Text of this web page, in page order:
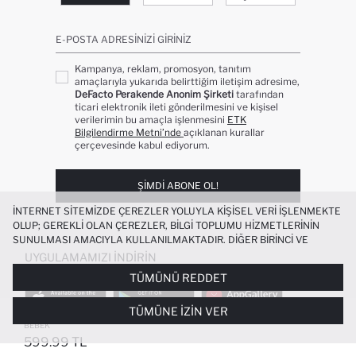
DÜZ PAÇA BASIC JEAN PANTOLON ERKEK
BEBEK
599.99 TL
E-POSTA ADRESINIZI GIRINIZ
Kampanya, reklam, promosyon, tanıtım
amaçlarıyla yukarıda belirttiğim iletişim adresime,
DeFacto Perakende Anonim Şirketi tarafından
ticari elektronik ileti gönderilmesini ve kişisel
verilerimin bu amaçla işlenmesini ETK
Bilgilendirme Metni’nde açıklanan kurallar
çerçevesinde kabul ediyorum.
ŞIMDI ABONE OL!
UYGULAMAMIZI İNDIRIN
POPÜLER KATEGORILER
İNTERNET SITEMIZDE ÇEREZLER YOLUYLA KIŞISEL VERI IŞLENMEKTE
OLUP; GEREKLI OLAN ÇEREZLER, BILGI TOPLUMU HIZMETLERININ
SUNULMASI AMACIYLA KULLANILMAKTADIR. DIĞER BIRINCI VE
ÜÇÜNCÜ TARAF ÇEREZLER ISE SIZE DAHA IYI BIR ALIŞVERIŞ
DENEYIMI SUNULABILMESI, SITEMIZIN DAHA IŞLEVSEL KILINMASI VE
KIŞISELLEŞTIRMESI VE AÇIK RIZA VERMENIZ HALINDE, SIZLERE
YÖNELIK PAZARLAMA FAALIYETLERININ YAPILMASI AMAÇLARIYLA
SINIRLI OLARAK KULLANILACAKTIR. ÇEREZLERE DAIR TERCIHLERINIZI
ÇEREZ TERCIHLERIPANELI ARACILIĞIYLA HER ZAMAN YÖNETEBILIR,
ÇEREZLERLE ILGILI DAHA DETAYLI BILGIYE
TÜMÜNÜ REDDET
TÜMÜNE İZIN VER